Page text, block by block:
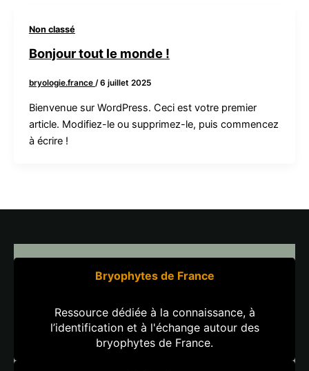
Non classé
Bonjour tout le monde !
bryologie.france /6 juillet 2025
Bienvenue sur WordPress. Ceci est votre premier
article. Modifiez-le ou supprimez-le, puis commencez
à écrire !
Bryophytes de France
Ressource dédiée à la connaissance, à
l’identification et à l'échange autour des
bryophytes de France.